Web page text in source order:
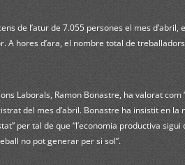
de l’atur de 7.055 persones el mes
A hores d’ara, el nombre total de
Laborals, Ramon Bonastre, ha valorat
del mes d’abril. Bonastre ha insistit en la
per tal de que “l’economia productiva
no pot generar per si sol”.